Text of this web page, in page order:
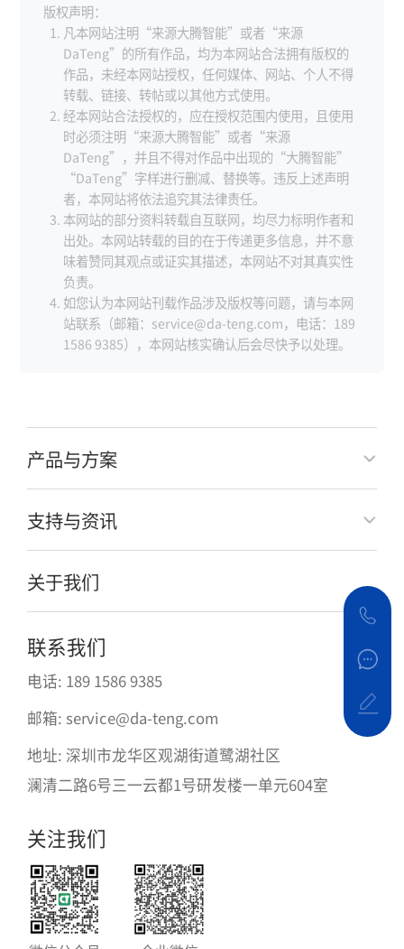
版权声明：
凡本网站注明“来源大腾智能”或者“来源
DaTeng”的所有作品，均为本网站合法拥有版权的
作品，未经本网站授权，任何媒体、网站、个人不得
转载、链接、转帖或以其他方式使用。
经本网站合法授权的，应在授权范围内使用，且使用
时必须注明“来源大腾智能”或者“来源
DaTeng”，并且不得对作品中出现的“大腾智能”
“DaTeng”字样进行删减、替换等。违反上述声明
者，本网站将依法追究其法律责任。
本网站的部分资料转载自互联网，均尽力标明作者和
出处。本网站转载的目的在于传递更多信息，并不意
味着赞同其观点或证实其描述，本网站不对其真实性
负责。
如您认为本网站刊载作品涉及版权等问题，请与本网
站联系（邮箱：service@da-teng.com，电话：189
1586 9385），本网站核实确认后会尽快予以处理。
产品与方案
支持与资讯
关于我们
联系我们
电话: 189 1586 9385
邮箱: service@da-teng.com
地址: 深圳市龙华区观湖街道鹭湖社区
澜清二路6号三一云都1号研发楼一单元604室
关注我们